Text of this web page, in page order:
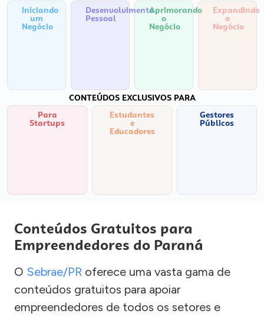
Iniciando
um
Negócio
Desenvolvimento
Pessoal
Aprimorando
o
Negócio
Expandindo
o
Negócio
CONTEÚDOS EXCLUSIVOS PARA
Para
Startups
Estudantes
e
Educadores
Gestores
Públicos
Conteúdos Gratuitos para
Empreendedores do Paraná
O Sebrae/PR oferece uma vasta gama de
conteúdos gratuitos para apoiar
empreendedores de todos os setores e